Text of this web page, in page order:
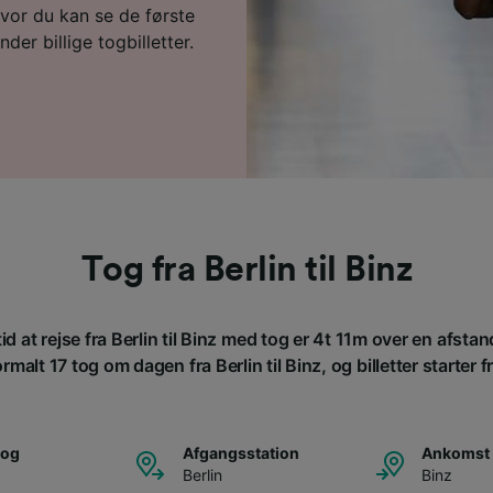
du kan se de første
billige togbilletter.
Tog fra Berlin til Binz
at rejse fra Berlin til Binz med tog er 4t 11m over en
17 tog om dagen fra Berlin til Binz, og billetter starter
Afgangsstation
Berlin
Binz